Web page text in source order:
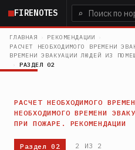
Перейти
основному
содержанию
FIRENOTES ⌕
ГЛАВНАЯ › РЕКОМЕНДАЦИИ
›
РАСЧЕТ НЕОБХОДИМОГО ВРЕМЕНИ
ВРЕМЕНИ ЭВАКУАЦИИ ЛЮДЕЙ ИЗ
›
РАЗДЕЛ 02
РАСЧЕТ НЕОБХОДИМОГО
НЕОБХОДИМОГО ВРЕМЕНИ
ПРИ ПОЖАРЕ. РЕКОМЕНДАЦИИ
Раздел 02 2 ИЗ 2